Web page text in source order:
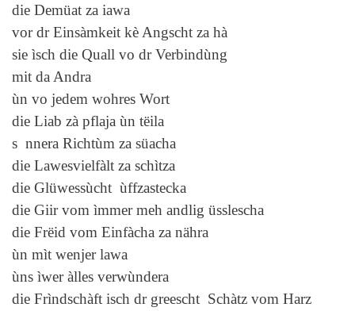
die Demüat za iawa
vor dr Einsàmkeit kè Angscht za hà
sie ìsch die Quall vo dr Verbindùng
mit da Andra
ùn vo jedem wohres Wort
die Liab zà pflaja ùn tëila
s nnera Richtùm za süacha
die Lawesvielfàlt za schìtza
die Glüwessùcht ùffzastecka
die Giir vom ìmmer meh andlig üsslescha
die Frëid vom Einfàcha za nähra
ùn mìt wenjer lawa
ùns ìwer àlles verwùndera
die Frìndschàft isch dr greescht Schàtz vom Harz